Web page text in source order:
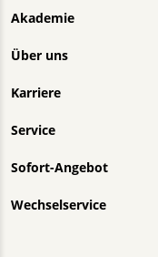
Akademie
Über uns
Karriere
Service
Sofort-Angebot
Wechselservice